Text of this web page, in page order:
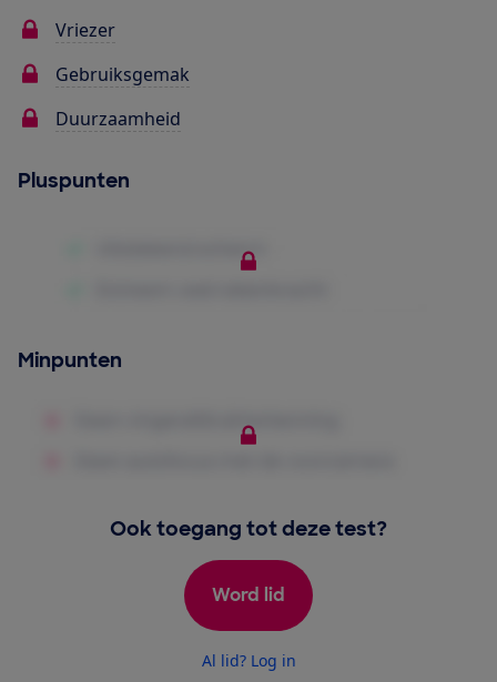
Vriezer
Gebruiksgemak
Duurzaamheid
Pluspunten
Minpunten
Ook toegang tot deze test?
Word lid
Al lid? Log in